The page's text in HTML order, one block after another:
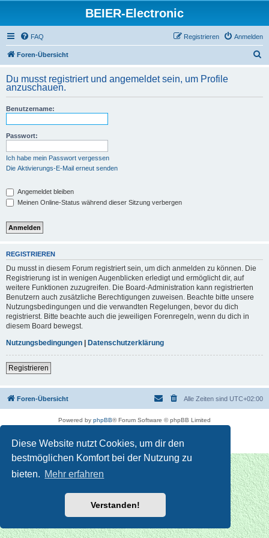
Diese Website nutzt Cookies, um dir den
bestmöglichen Komfort bei der Nutzung zu
bieten. Mehr erfahren
Verstanden!
BEIER-Electronic
FAQ Anmelden
Registrieren
Foren-Übersicht
h
Du musst registriert und angemeldet sein, um Profile
anzuschauen.
Benutzername:
Passwort:
Ich habe mein Passwort vergessen
Die Aktivierungs-E-Mail erneut senden
Angemeldet bleiben
Meinen Online-Status während dieser Sitzung verbergen
REGISTRIEREN
Du musst in diesem Forum registriert sein, um dich anmelden zu können. Die
Registrierung ist in wenigen Augenblicken erledigt und ermöglicht dir, auf
weitere Funktionen zuzugreifen. Die Board-Administration kann registrierten
Benutzern auch zusätzliche Berechtigungen zuweisen. Beachte bitte unsere
Nutzungsbedingungen und die verwandten Regelungen, bevor du dich
registrierst. Bitte beachte auch die jeweiligen Forenregeln, wenn du dich in
diesem Board bewegst.
Nutzungsbedingungen | Datenschutzerklärung
Registrieren
Foren-Übersicht Alle Zeiten sind UTC+02:00
Powered by phpBB® Forum Software © phpBB Limited
Datenschutz|Nutzungsbedingungen